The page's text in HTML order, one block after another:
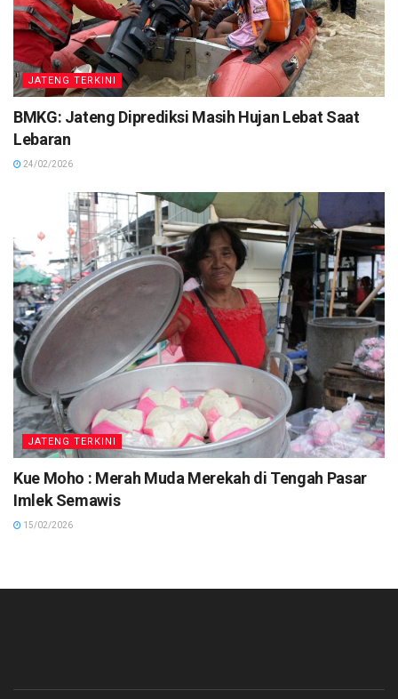
JATENG TERKINI
BMKG: Jateng Diprediksi Masih Hujan Lebat Saat
Lebaran
24/02/2026
JATENG TERKINI
Kue Moho : Merah Muda Merekah di Tengah Pasar
Imlek Semawis
15/02/2026